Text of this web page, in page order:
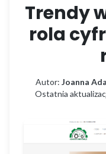
Trendy
rola
Autor: Joanna
Ostatnia